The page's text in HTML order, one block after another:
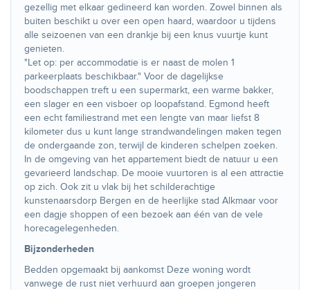
gezellig met elkaar gedineerd kan worden. Zowel binnen als
buiten beschikt u over een open haard, waardoor u tijdens
alle seizoenen van een drankje bij een knus vuurtje kunt
genieten.
"Let op: per accommodatie is er naast de molen 1
parkeerplaats beschikbaar." Voor de dagelijkse
boodschappen treft u een supermarkt, een warme bakker,
een slager en een visboer op loopafstand. Egmond heeft
een echt familiestrand met een lengte van maar liefst 8
kilometer dus u kunt lange strandwandelingen maken tegen
de ondergaande zon, terwijl de kinderen schelpen zoeken.
In de omgeving van het appartement biedt de natuur u een
gevarieerd landschap. De mooie vuurtoren is al een attractie
op zich. Ook zit u vlak bij het schilderachtige
kunstenaarsdorp Bergen en de heerlijke stad Alkmaar voor
een dagje shoppen of een bezoek aan één van de vele
horecagelegenheden.
Bijzonderheden
Bedden opgemaakt bij aankomst Deze woning wordt
vanwege de rust niet verhuurd aan groepen jongeren